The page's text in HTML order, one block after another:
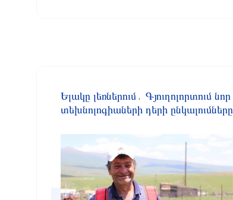
Ելակը լեռներում․ Գյուղոլորտում նոր
տեխնոլոգիաների դերի ընկալումները